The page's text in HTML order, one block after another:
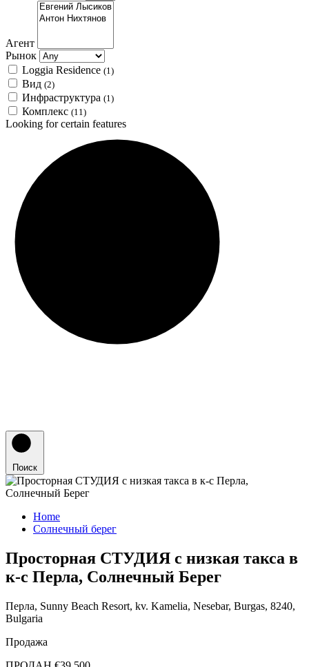
Агент
Рынок
Loggia Residence (1)
Вид (2)
Инфраструктура (1)
Комплекс (11)
Looking for certain features
Поиск
Home
Солнечный берег
Просторная СТУДИЯ с низкая такса в
к-с Перла, Солнечный Берег
Перла, Sunny Beach Resort, kv. Kamelia, Nesebar, Burgas, 8240,
Bulgaria
Продажа